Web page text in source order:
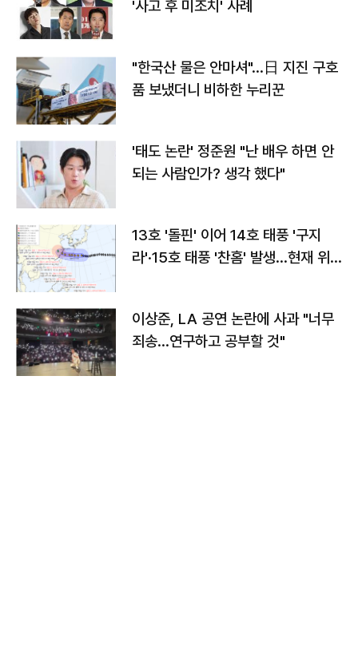
'사고 후 미조치' 사례
"한국산 물은 안마셔"…日 지진 구호
품 보냈더니 비하한 누리꾼
'태도 논란' 정준원 "난 배우 하면 안
되는 사람인가? 생각 했다"
13호 '돌핀' 이어 14호 태풍 '구지
라'·15호 태풍 '찬홈' 발생…현재 위
이상준, LA 공연 논란에 사과 "너무
죄송…연구하고 공부할 것"